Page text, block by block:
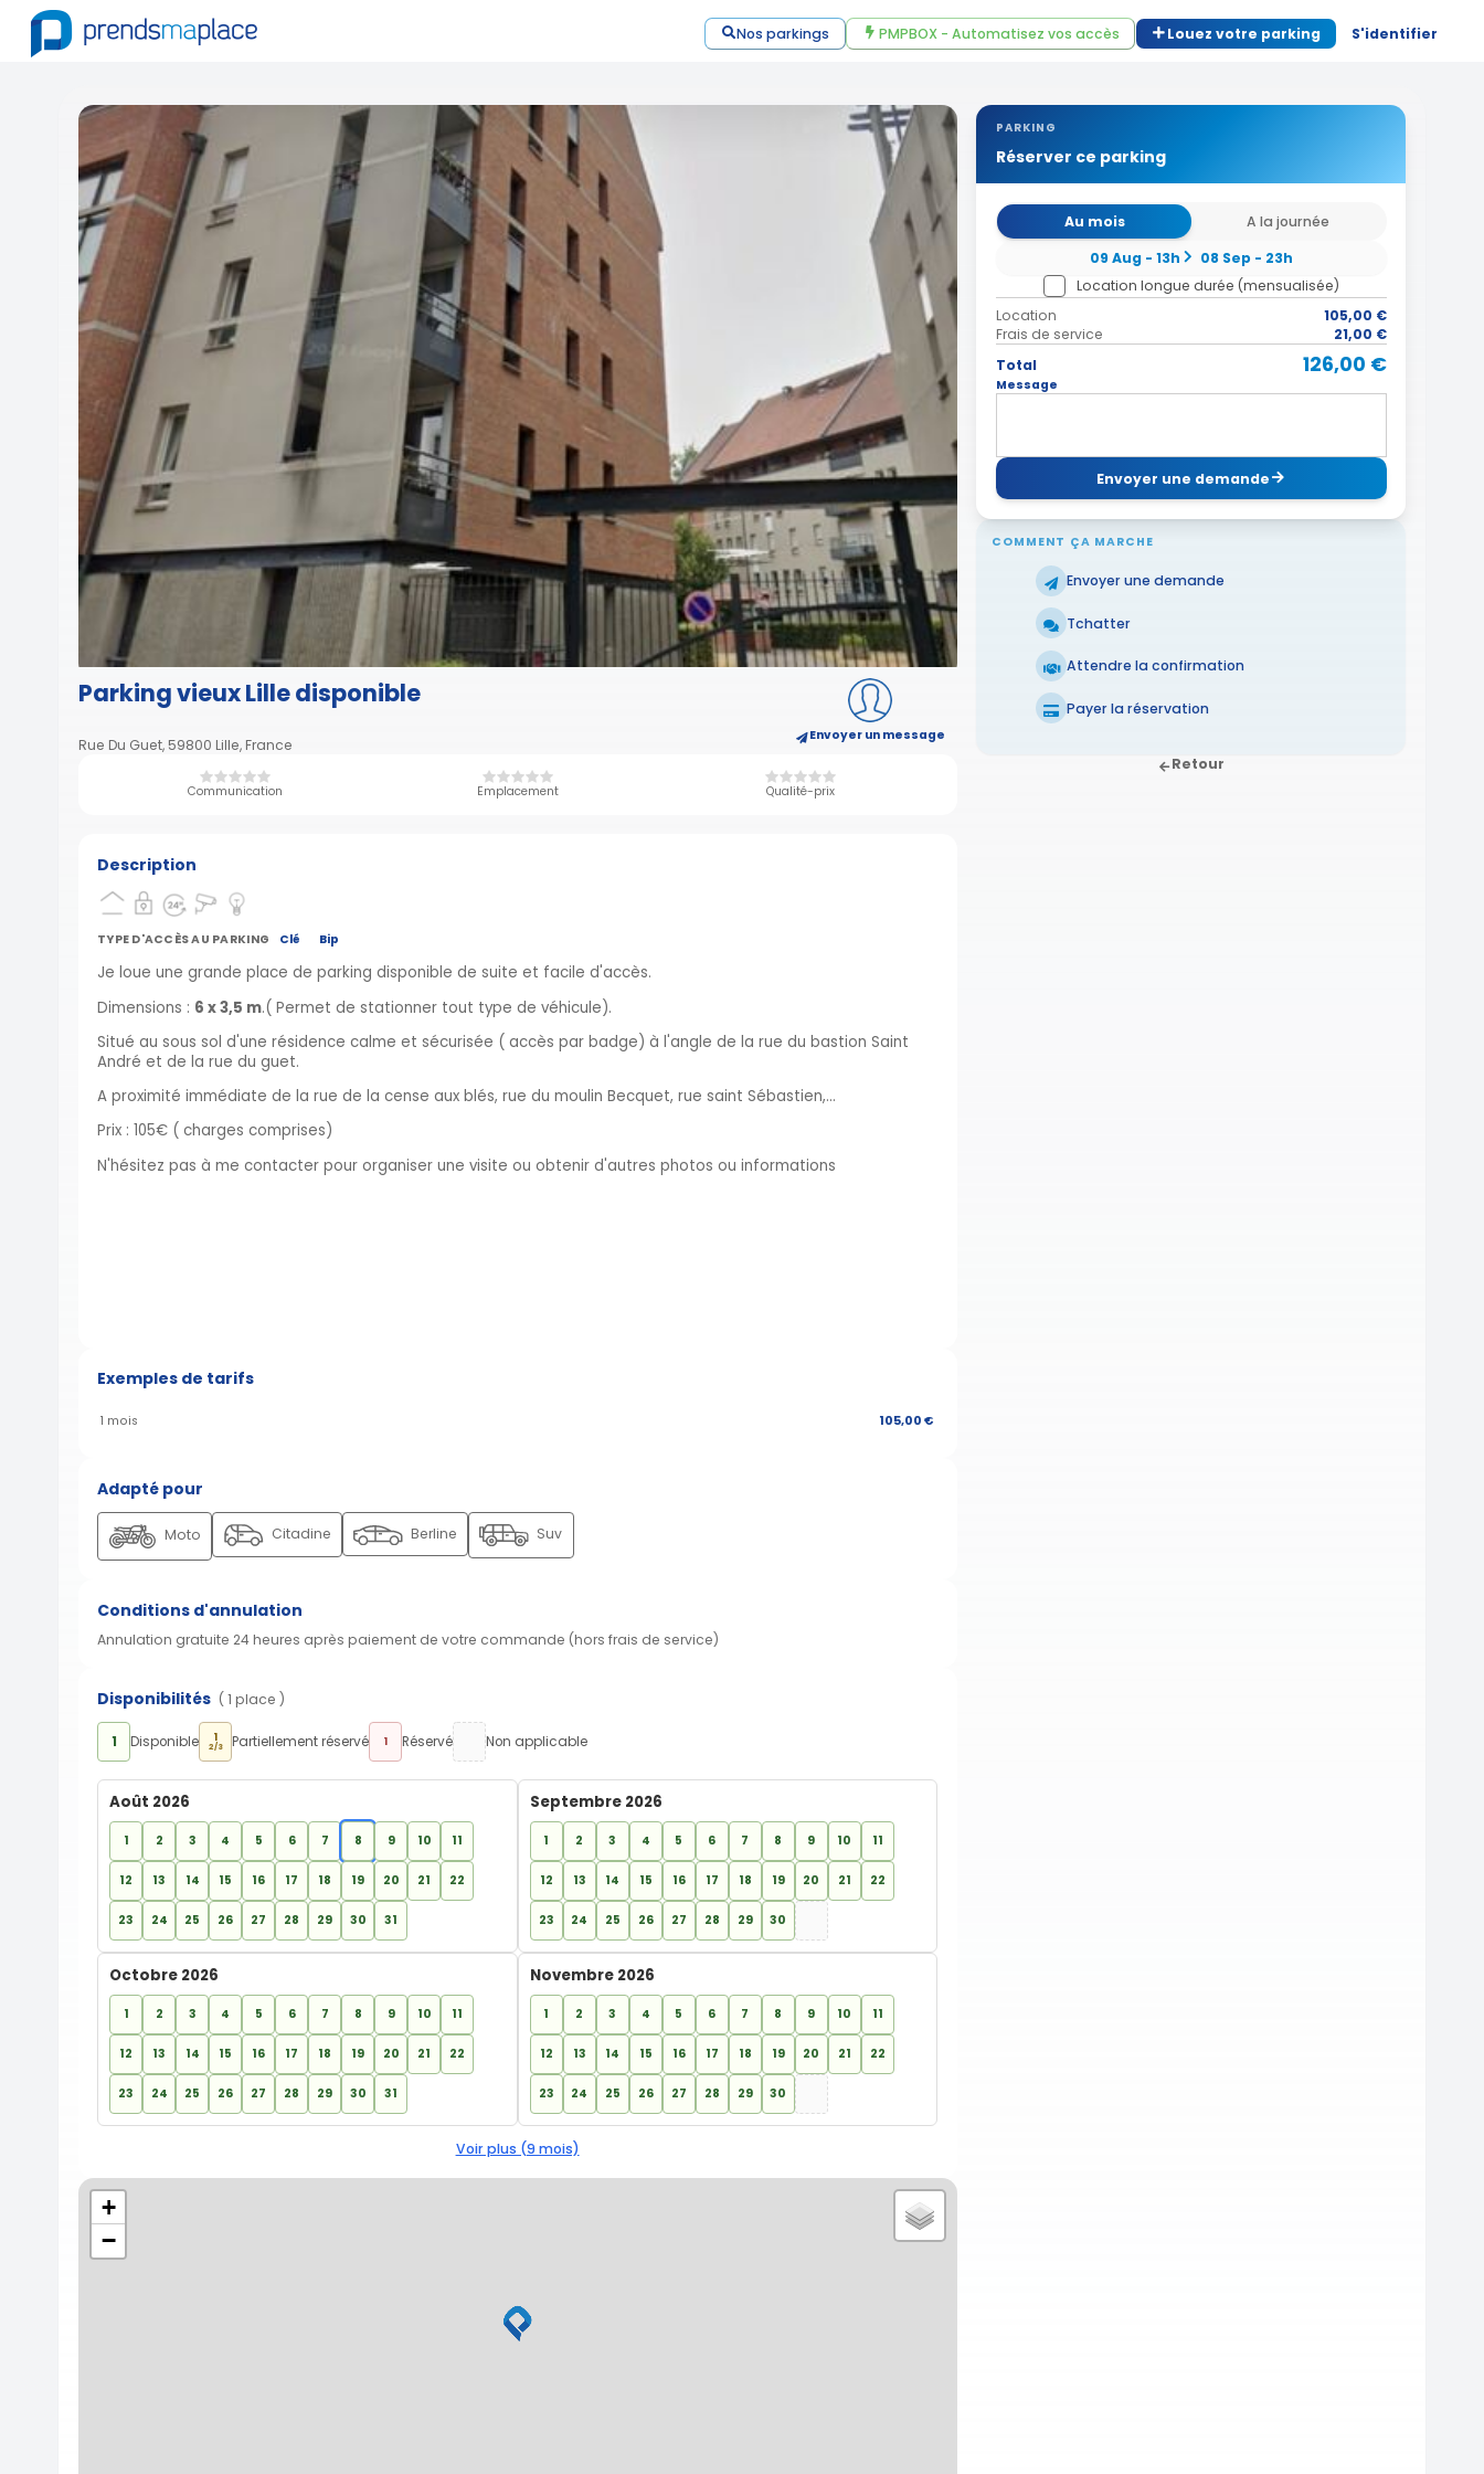
Nos parkings PMPBOX - Automatisez vos accès Louez votre parking S'identifier
Parking vieux Lille disponible
Rue Du Guet, 59800 Lille, France Envoyer un message
Communication Emplacement Qualité-prix
PARKING
Réserver ce parking
Au mois
A la journée
09 Aug - 13h
08 Sep - 23h
Location longue durée (mensualisée)
Location
105,00 €
Frais de service
21,00 €
Total
126,00 €
Message
Envoyer une demande
COMMENT ÇA MARCHE
Envoyer une demande
Tchatter
Attendre la confirmation
Payer la réservation
Retour
Description
TYPE D'ACCÈS AU PARKING Clé Bip
Je loue une grande place de parking disponible de suite et facile d'accès.
Dimensions : 6 x 3,5 m.( Permet de stationner tout type de véhicule).
Situé au sous sol d'une résidence calme et sécurisée ( accès par badge) à l'angle de la rue du bastion Saint
André et de la rue du guet.
A proximité immédiate de la rue de la cense aux blés, rue du moulin Becquet, rue saint Sébastien,...
Prix : 105€ ( charges comprises)
N'hésitez pas à me contacter pour organiser une visite ou obtenir d'autres photos ou informations
Exemples de tarifs
1 mois 105,00 €
Adapté pour
Moto Citadine Berline Suv
Conditions d'annulation
Annulation gratuite 24 heures après paiement de votre commande (hors frais de service)
Disponibilités ( 1 place )
1 Disponible 1
2/3 Partiellement réservé 1 Réservé Non applicable
Août 2026
1 2 3 4 5 6 7 8 9 10 11
12 13 14 15 16 17 18 19 20 21 22
23 24 25 26 27 28 29 30 31
Septembre 2026
1 2 3 4 5 6 7 8 9 10 11
12 13 14 15 16 17 18 19 20 21 22
23 24 25 26 27 28 29 30
Octobre 2026
1 2 3 4 5 6 7 8 9 10 11
12 13 14 15 16 17 18 19 20 21 22
23 24 25 26 27 28 29 30 31
Novembre 2026
1 2 3 4 5 6 7 8 9 10 11
12 13 14 15 16 17 18 19 20 21 22
23 24 25 26 27 28 29 30
Voir plus (9 mois)
+
−